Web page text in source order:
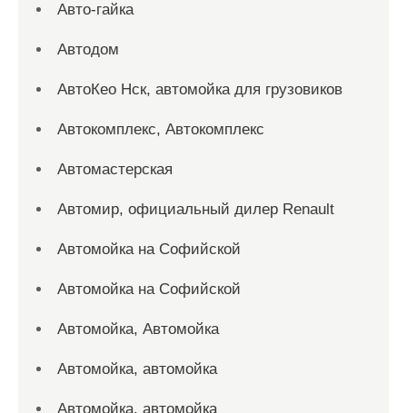
Авто-гайка
Автодом
АвтоКео Нск, автомойка для грузовиков
Автокомплекс, Автокомплекс
Автомастерская
Автомир, официальный дилер Renault
Автомойка на Софийской
Автомойка на Софийской
Автомойка, Автомойка
Автомойка, автомойка
Автомойка, автомойка